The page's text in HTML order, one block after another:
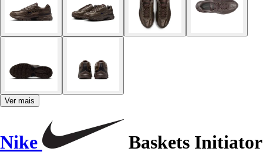
Ver mais
Nike Baskets Initiator